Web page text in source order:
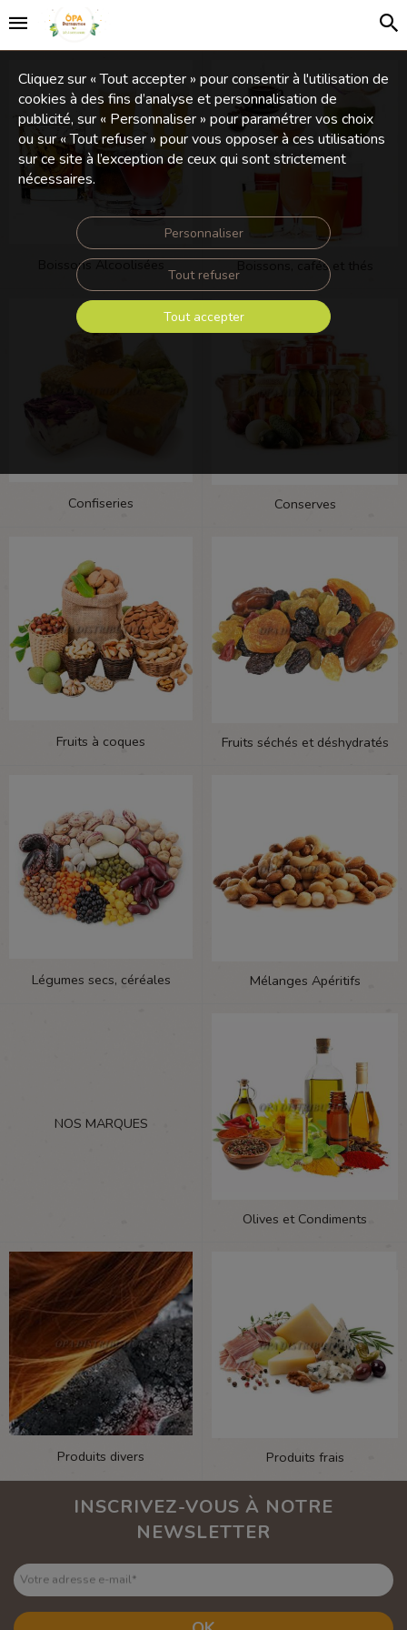
Boissons Alcoolisées Boissons, cafés et thés
Confiseries Conserves
Fruits à coques Fruits séchés et déshydratés
Légumes secs, céréales Mélanges Apéritifs
NOS MARQUES
Olives et Condiments
Produits divers Produits frais
Cliquez sur « Tout accepter » pour consentir à l'utilisation de
cookies à des fins d’analyse et personnalisation de
publicité, sur « Personnaliser » pour paramétrer vos choix
ou sur « Tout refuser » pour vous opposer à ces utilisations
sur ce site à l’exception de ceux qui sont strictement
nécessaires.
Personnaliser
Tout refuser
Tout accepter
INSCRIVEZ-VOUS À NOTRE
NEWSLETTER
Votre adresse e-mail*